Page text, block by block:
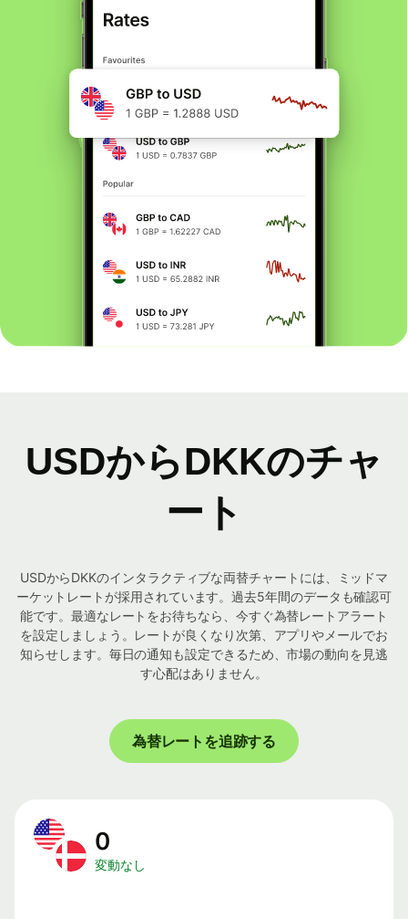
USDからDKKのチャ
ート
USDからDKKのインタラクティブな両替チャートには、ミッドマ
ーケットレートが採用されています。過去5年間のデータも確認可
能です。最適なレートをお待ちなら、今すぐ為替レートアラート
を設定しましょう。レートが良くなり次第、アプリやメールでお
知らせします。毎日の通知も設定できるため、市場の動向を見逃
す心配はありません。
為替レートを追跡する
0
変動なし